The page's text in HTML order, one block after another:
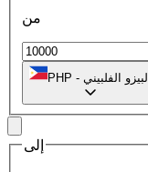
من
PHP - البيزو الفلبيني
إلى